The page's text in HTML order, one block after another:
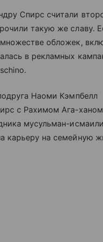
Спирс считали
такую же славу.
обложек,
в рекламных
Наоми Кэмпбелл
с Рахимом Ага-ханом
мусульман-
карьеру на семейную